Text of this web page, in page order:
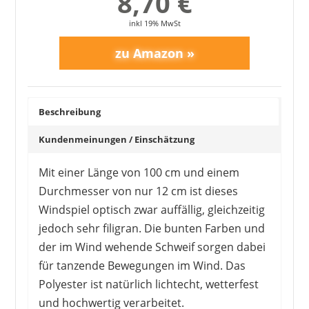
inkl 19% MwSt
Beschreibung
Kundenmeinungen / Einschätzung
Mit einer Länge von 100 cm und einem
Durchmesser von nur 12 cm ist dieses
Windspiel optisch zwar auffällig, gleichzeitig
jedoch sehr filigran. Die bunten Farben und
der im Wind wehende Schweif sorgen dabei
für tanzende Bewegungen im Wind. Das
Polyester ist natürlich lichtecht, wetterfest
und hochwertig verarbeitet.